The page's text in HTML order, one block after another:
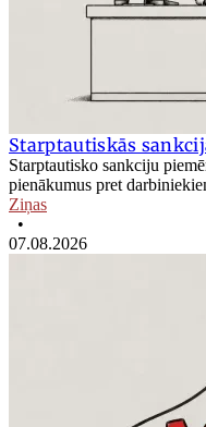
Starptautiskās
Starptautisko sankciju
pienākumus pret
Ziņas
•
07.08.2026